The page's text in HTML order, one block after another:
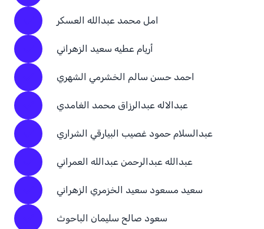
امل محمد عبدالله العسكر
أريام عطيه سعيد الزهراني
احمد حسن سالم الخشرمي الشهري
عبدالاله عبدالرزاق محمد الغامدي
عبدالسلام حمود غصيب البيارقي الشراري
عبدالله عبدالرحمن عبدالله العمراني
سعيد مسعود سعيد الخزمري الزهراني
سعود صالح سليمان الباحوث